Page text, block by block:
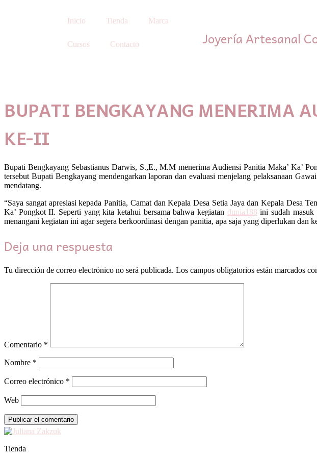
Inicio Tienda Marca
Cursos Contacto Joyería Artesanal
BUPATI BENGKAYANG MENERIMA
KE-II
Bupati Bengkayang Sebastianus Darwis, S.,E., M.M menerima Audiensi Panitia Maka’ Ka’
tersebut Bupati Bengkayang mendengarkan laporan dan evaluasi menjelang pelaksanaan
mendatang.
“Saya sangat apresiasi kepada Panitia, Camat dan Kepala Desa Setia Jaya dan Kepala Desa
Ka’ Pongkot II. Seperti yang kita ketahui bersama bahwa kegiatan dunia188 ini sudah masuk
menangani kegiatan ini agar segera berkoordinasi dengan panitia, apa saja yang diperlukan dan
Deja una respuesta
Tu dirección de correo electrónico no será publicada. Los campos obligatorios están marcados
Comentario *
Nombre *
Correo electrónico *
Web
Tienda